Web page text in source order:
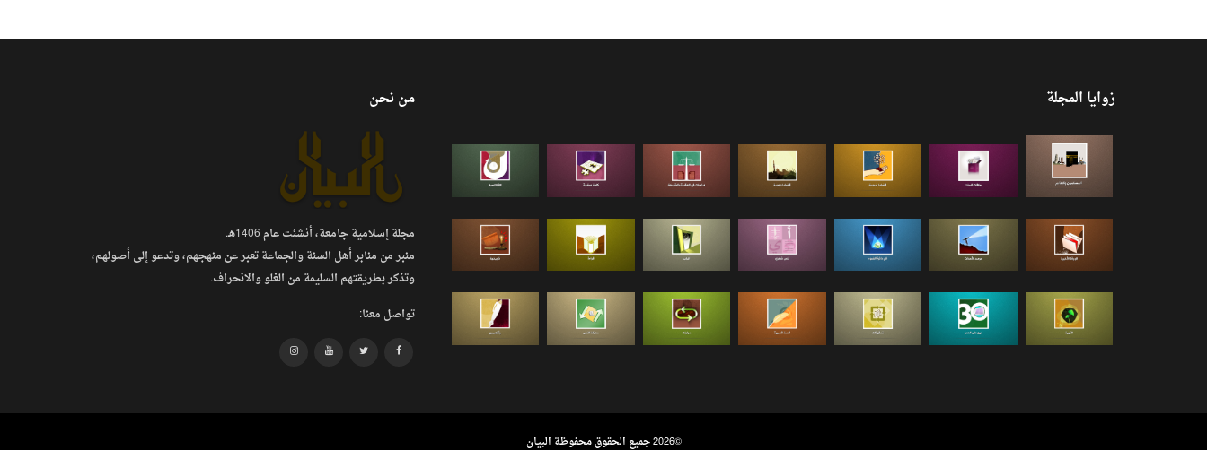
زوايا المجلة من نحن
مجلة إسلامية جامعة، أنشئت عام 1406هـ.
منبر من منابر أهل السنة والجماعة تعبر عن منهجهم، وتدعو إلى أصولهم،
وتذكر بطريقتهم السليمة من الغلو والانحراف.
تواصل معنا:
©2026 جميع الحقوق محفوظة البيان